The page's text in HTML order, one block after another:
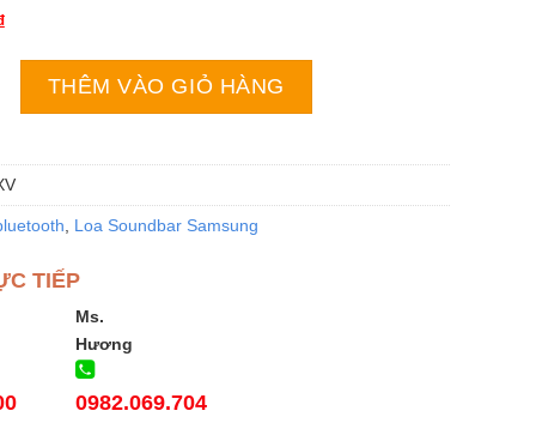
HW-B550/XV số lượng
THÊM VÀO GIỎ HÀNG
Loa Soundbar Samsung
TIẾP
Ms.
Hương
0982.069.704